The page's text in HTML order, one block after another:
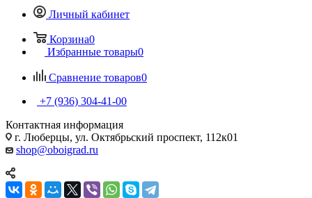
Личный кабинет
Корзина0
Избранные товары0
Сравнение товаров0
+7 (936) 304-41-00
Контактная информация
г. Люберцы, ул. Октябрьский проспект, 112к01
shop@oboigrad.ru